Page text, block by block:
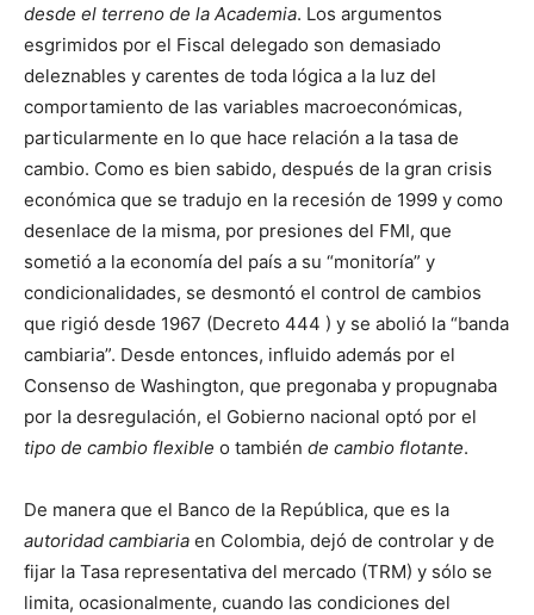
desde el terreno de la Academia. Los argumentos
esgrimidos por el Fiscal delegado son demasiado
deleznables y carentes de toda lógica a la luz del
comportamiento de las variables macroeconómicas,
particularmente en lo que hace relación a la tasa de
cambio. Como es bien sabido, después de la gran crisis
económica que se tradujo en la recesión de 1999 y como
desenlace de la misma, por presiones del FMI, que
sometió a la economía del país a su “monitoría” y
condicionalidades, se desmontó el control de cambios
que rigió desde 1967 (Decreto 444 ) y se abolió la “banda
cambiaria”. Desde entonces, influido además por el
Consenso de Washington, que pregonaba y propugnaba
por la desregulación, el Gobierno nacional optó por el
tipo de cambio flexible o también de cambio flotante.
De manera que el Banco de la República, que es la
autoridad cambiaria en Colombia, dejó de controlar y de
fijar la Tasa representativa del mercado (TRM) y sólo se
limita, ocasionalmente, cuando las condiciones del